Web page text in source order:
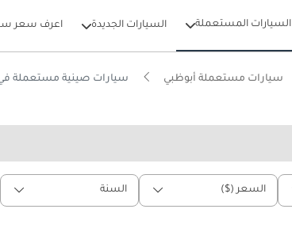
السيارات المستعملة السيارات الجديدة اعرف سعر
سيارات مستعملة أبوظبي سيارات صينية مستعملة
السعر ($) السنة